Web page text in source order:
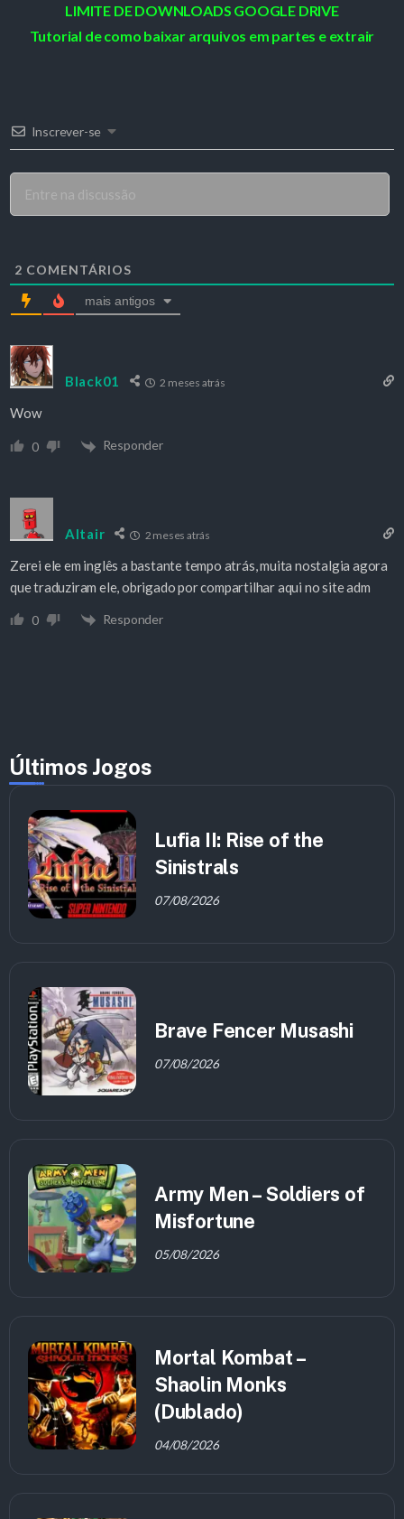
LIMITE DE DOWNLOADS GOOGLE DRIVE
Tutorial de como baixar arquivos em partes e extrair
Inscrever-se
2 COMENTÁRIOS
mais antigos
Black01 2 meses atrás
Wow
0 Responder
Altair 2 meses atrás
Zerei ele em inglês a bastante tempo atrás, muita nostalgia agora
que traduziram ele, obrigado por compartilhar aqui no site adm
0 Responder
Últimos Jogos
Lufia II: Rise of the
Sinistrals
07/08/2026
Brave Fencer Musashi
07/08/2026
Army Men – Soldiers of
Misfortune
05/08/2026
Mortal Kombat –
Shaolin Monks
(Dublado)
04/08/2026